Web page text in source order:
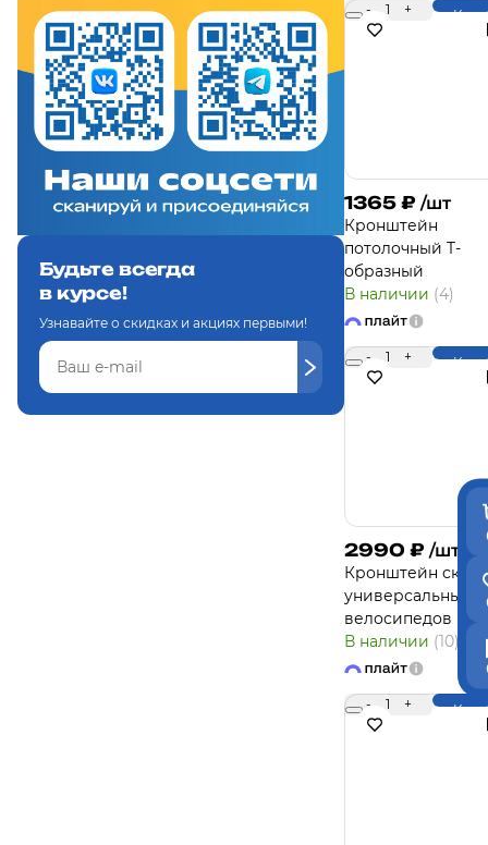
Будьте всегда
в курсе!
Узнавайте о скидках и акциях первыми!
- 1 +
1365 ₽ /шт
Кронштейн
потолочный T-
образный
В наличии (4)
- 1 +
2990 ₽ /шт
Кронштейн
универсальный
велосипедов
В наличии (10)
- 1 +